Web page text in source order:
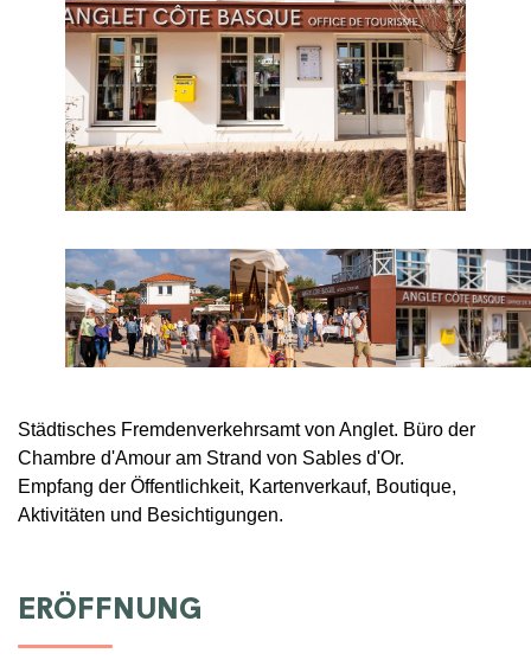
Städtisches Fremdenverkehrsamt von Anglet. Büro der
Chambre d'Amour am Strand von Sables d'Or.
Empfang der Öffentlichkeit, Kartenverkauf, Boutique,
Aktivitäten und Besichtigungen.
ERÖFFNUNG